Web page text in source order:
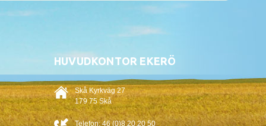
HUVUDKONTOR EKERÖ
Skå Kyrkväg 27
179 75 Skå
Telefon:46 (0)8 20 20 50